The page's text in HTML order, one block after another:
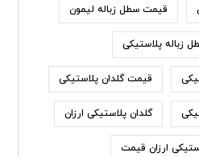
قیمت سطل زباله لیمون
زباله پلاستیکی
قیمت گلدان پلاستیکی
گلدان پلاستیکی ارزان
ارزان قیمت